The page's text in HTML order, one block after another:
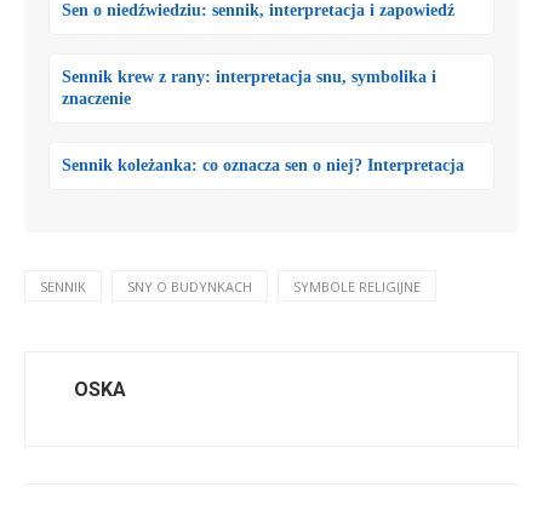
Sen o niedźwiedziu: sennik, interpretacja i zapowiedź
Sennik krew z rany: interpretacja snu, symbolika i
znaczenie
Sennik koleżanka: co oznacza sen o niej? Interpretacja
SENNIK SNY O BUDYNKACH SYMBOLE RELIGIJNE
OSKA